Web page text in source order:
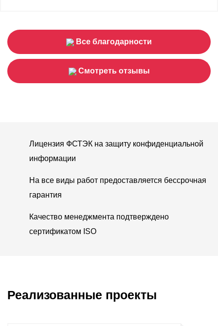
Все благодарности
Смотреть отзывы
Лицензия ФСТЭК на защиту конфиденциальной
информации
На все виды работ предоставляется бессрочная
гарантия
Качество менеджмента подтверждено
сертификатом ISO
Реализованные проекты